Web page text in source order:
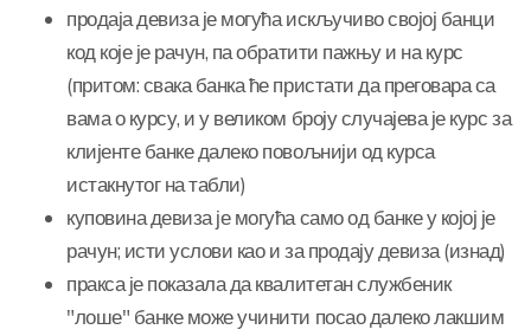
продаја девиза је могућа искључиво својој банци
код које је рачун, па обратити пажњу и на курс
(притом: свака банка ће пристати да преговара са
вама о курсу, и у великом броју случајева је курс за
клијенте банке далеко повољнији од курса
истакнутог на табли)
куповина девиза је могућа само од банке у којој је
рачун; исти услови као и за продају девиза (изнад)
пракса је показала да квалитетан службеник
"лоше" банке може учинити посао далеко лакшим